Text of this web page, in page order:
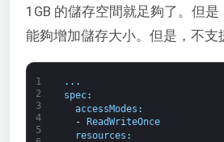
1GB 的儲存空間就足夠了。但
能夠增加儲存大小。但是，不支
1
2
3
4
5
. . .
spec:
accessModes :
-
ReadWriteOnce
resources :